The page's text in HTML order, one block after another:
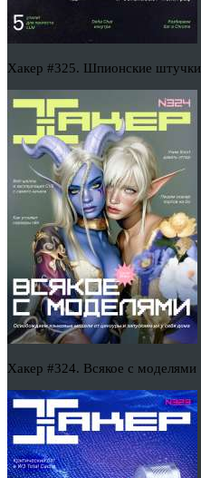
Хакер #325. Шпионские штучки
Хакер #324. Всякое с моделями